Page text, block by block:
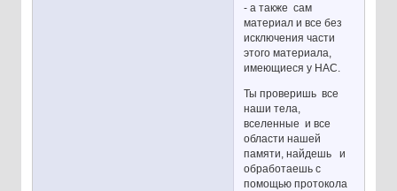
- а также сам
материал и все без
исключения части
этого материала,
имеющиеся у НАС.
Ты проверишь все
наши тела,
вселенные и все
области нашей
памяти, найдешь и
обработаешь с
помощью протокола